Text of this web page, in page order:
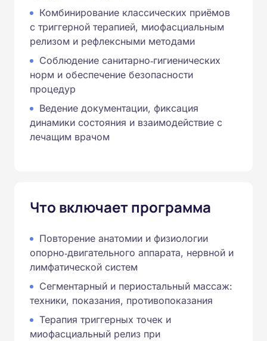
Комбинирование классических приёмов
с триггерной терапией, миофасциальным
релизом и рефлексными методами
Соблюдение санитарно‑гигиенических
норм и обеспечение безопасности
процедур
Ведение документации, фиксация
динамики состояния и взаимодействие с
лечащим врачом
Что включает программа
Повторение анатомии и физиологии
опорно‑двигательного аппарата, нервной и
лимфатической систем
Сегментарный и периостальный массаж:
техники, показания, противопоказания
Терапия триггерных точек и
миофасциальный релиз при